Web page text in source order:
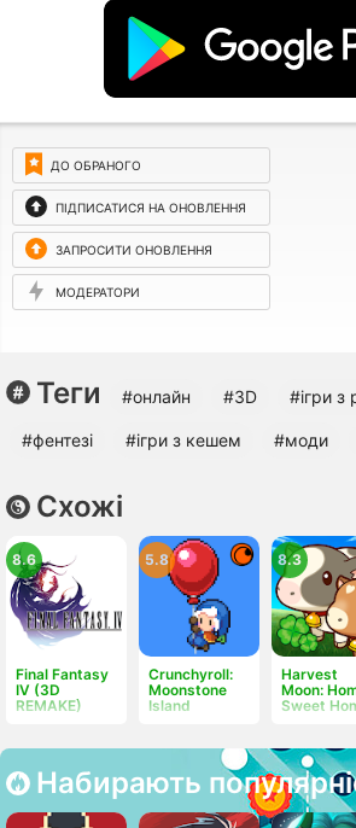
ДО ОБРАНОГО
ПІДПИСАТИСЯ НА ОНОВЛЕННЯ
ЗАПРОСИТИ ОНОВЛЕННЯ
МОДЕРАТОРИ
Теги #онлайн #3D #ігри
#фентезі #ігри з кешем #моди
Схожі
Final Fantasy
IV (3D
REMAKE)
8.6
Crunchyroll:
Moonstone
Island
5.8
Harvest
Moon:
Sweet
8.3
Набирають